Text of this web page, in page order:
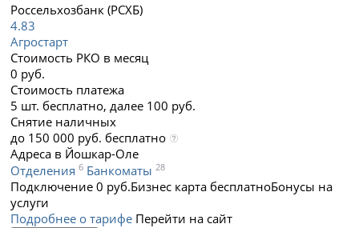
Россельхозбанк (РСХБ)
4.83
Агростарт
Стоимость РКО в месяц
0 руб.
Стоимость платежа
5 шт. бесплатно, далее 100 руб.
Снятие наличных
до 150 000 руб. бесплатно
Адреса в Йошкар-Оле
Отделения6 Банкоматы28
Подключение 0 руб.Бизнес карта бесплатноБонусы на
услуги
Подробнее о тарифе Перейти на сайт